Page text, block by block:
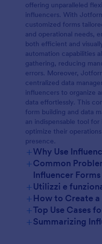
offering unparalleled
influencers. With
customized forms
and operational needs,
both efficient and
automation capabilities
gathering, reducing
errors. Moreover,
centralized data
influencers to organize
data effortlessly. This
form building and data
an indispensable tool
optimize their
presence.
+Why Use
+Common
Influencer Forms
+Utilizzi e
+How to Create
+Top Use Cases
For Managers
+Summarizing